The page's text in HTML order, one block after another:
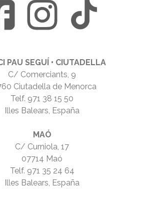
PAU SEGUÍ • CIUTADELLA
C/ Comerciants, 9
Ciutadella de Menorca
Telf. 971 38 15 50
Illes Balears, España
MAÓ
C/ Curniola, 17
07714 Maó
Telf. 971 35 24 64
Illes Balears, España